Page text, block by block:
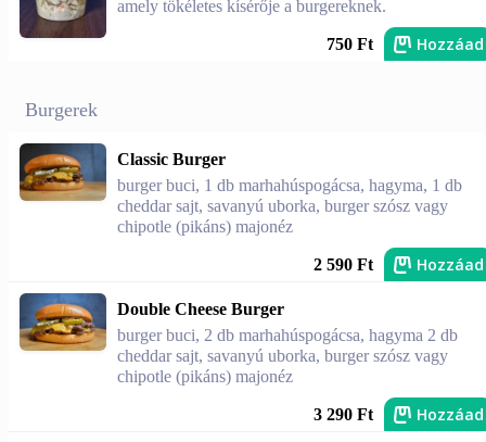
amely tökéletes kísérője a burgereknek.
750 Ft Hozzáad
Burgerek
Classic Burger
burger buci, 1 db marhahúspogácsa, hagyma, 1 db
cheddar sajt, savanyú uborka, burger szósz vagy
chipotle (pikáns) majonéz
2 590 Ft Hozzáad
Double Cheese Burger
burger buci, 2 db marhahúspogácsa, hagyma 2 db
cheddar sajt, savanyú uborka, burger szósz vagy
chipotle (pikáns) majonéz
3 290 Ft Hozzáad